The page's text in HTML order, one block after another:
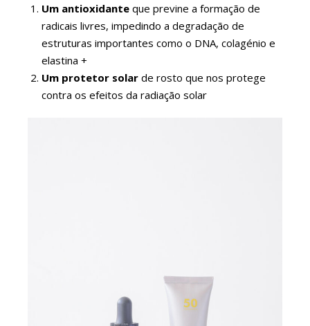
Um antioxidante que previne a formação de
radicais livres, impedindo a degradação de
estruturas importantes como o DNA, colagénio e
elastina +
Um protetor solar de rosto que nos protege
contra os efeitos da radiação solar